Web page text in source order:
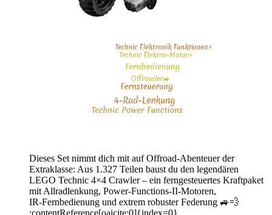
Dieses Set nimmt dich mit auf Offroad-Abenteuer der
Extraklasse: Aus 1.327 Teilen baust du den legendären
LEGO Technic 4×4 Crawler – ein ferngesteuertes Kraftpaket
mit Allradlenkung, Power-Functions-II-Motoren,
IR‑Fernbedienung und extrem robuster Federung 🚙💨
:contentReference[oaicite:0]{index=0}